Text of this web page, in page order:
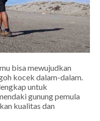
bisa mewujudkan
kocek dalam-dalam.
untuk
gunung pemula
kualitas dan